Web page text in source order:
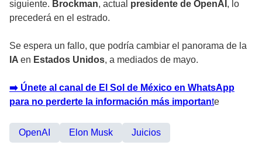
siguiente. Brockman, actual presidente de OpenAI , lo
precederá en el estrado.
Se espera un fallo, que podría cambiar el panorama de la
IA en Estados Unidos, a mediados de mayo.
➡️ Únete al canal de El Sol de México en WhatsApp
para no perderte la información más importante
OpenAI Elon Musk Juicios